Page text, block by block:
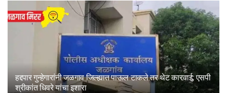
हद्दपार गुन्हेगारांनी जळगाव जिल्ह्यात पाऊल टाकले तर थेट कारवाई; एसपी
श्रीकांत धिवरे यांचा इशारा